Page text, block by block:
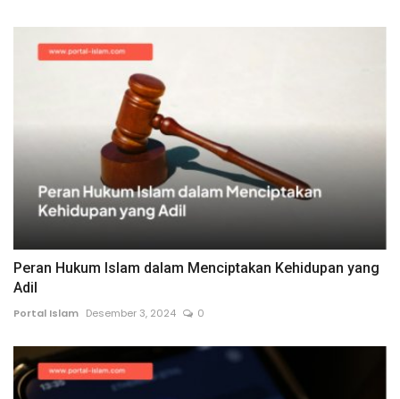
Peran Hukum Islam dalam Menciptakan Kehidupan yang
Adil
Portal Islam Desember 3, 2024 0